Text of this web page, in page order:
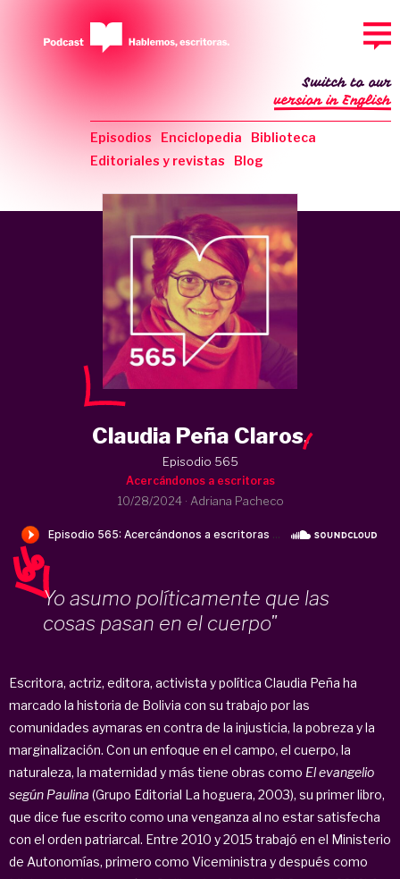
Episodios Enciclopedia
Biblioteca
Editoriales y revistas
Blog
Switch to our
version in English
Claudia Peña Claros.
Episodio 565
Acercándonos a escritoras
10/28/2024· Adriana Pacheco
Yo asumo políticamente que las
cosas pasan en el cuerpo"
Escritora, actriz, editora, activista y política Claudia Peña ha
marcado la historia de Bolivia con su trabajo por las
comunidades aymaras en contra de la injusticia, la pobreza y la
marginalización. Con un enfoque en el campo, el cuerpo, la
naturaleza, la maternidad y más tiene obras como El evangelio
según Paulina (Grupo Editorial La hoguera, 2003), su primer libro,
que dice fue escrito como una venganza al no estar satisfecha
con el orden patriarcal. Entre 2010 y 2015 trabajó en el Ministerio
de Autonomías, primero como Viceministra y después como